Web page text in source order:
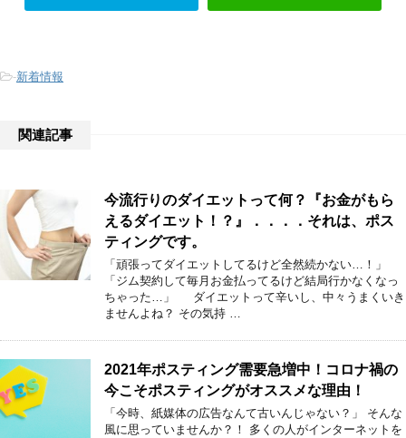
-新着情報
関連記事
今流行りのダイエットって何？『お金がもら
えるダイエット！？』．．．．それは、ポス
ティングです。
「頑張ってダイエットしてるけど全然続かない…！」
「ジム契約して毎月お金払ってるけど結局行かなくなっ
ちゃった…」 ダイエットって辛いし、中々うまくいき
ませんよね？ その気持 …
2021年ポスティング需要急増中！コロナ禍の
今こそポスティングがオススメな理由！
「今時、紙媒体の広告なんて古いんじゃない？」 そんな
風に思っていませんか？！ 多くの人がインターネットを